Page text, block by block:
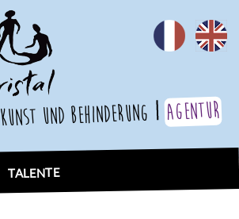
Kunst und Behinderung Agentur
TALENTE